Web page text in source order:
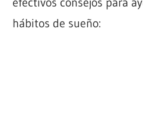
hábitos de sueño: